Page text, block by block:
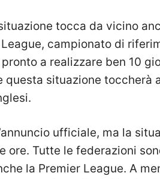
tocca da vicino
campionato di
a realizzare ben 10
questa situazione
ufficiale, ma la
ore. Tutte le federazioni
la Premier League. A